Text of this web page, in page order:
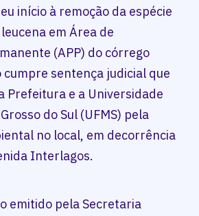
início à remoção da espécie
em Área de
(APP) do córrego
cumpre sentença judicial que
Prefeitura e a Universidade
do Sul (UFMS) pela
no local, em decorrência
Interlagos.
emitido pela Secretaria